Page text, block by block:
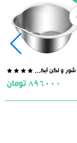
5
برنج شور و لگن آبکش دار استیل
896000 تومان